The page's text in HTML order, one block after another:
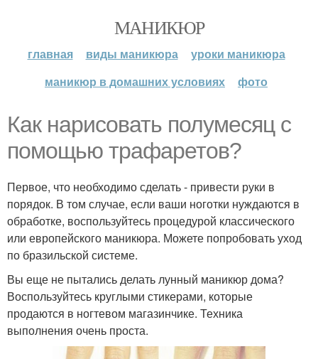
МАНИКЮР
главная виды маникюра
уроки маникюра
маникюр в домашних условиях
фото
Как нарисовать полумесяц с
помощью трафаретов?
Первое, что необходимо сделать - привести руки в
порядок. В том случае, если ваши ноготки нуждаются в
обработке, воспользуйтесь процедурой классического
или европейского маникюра. Можете попробовать уход
по бразильской системе.
Вы еще не пытались делать лунный маникюр дома?
Воспользуйтесь круглыми стикерами, которые
продаются в ногтевом магазинчике. Техника
выполнения очень проста.